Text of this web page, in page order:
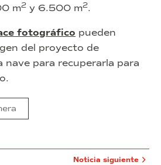
m2 y 6.500 m2.
fotográfico pueden
del proyecto de
nave para recuperarla para
Noticia siguiente